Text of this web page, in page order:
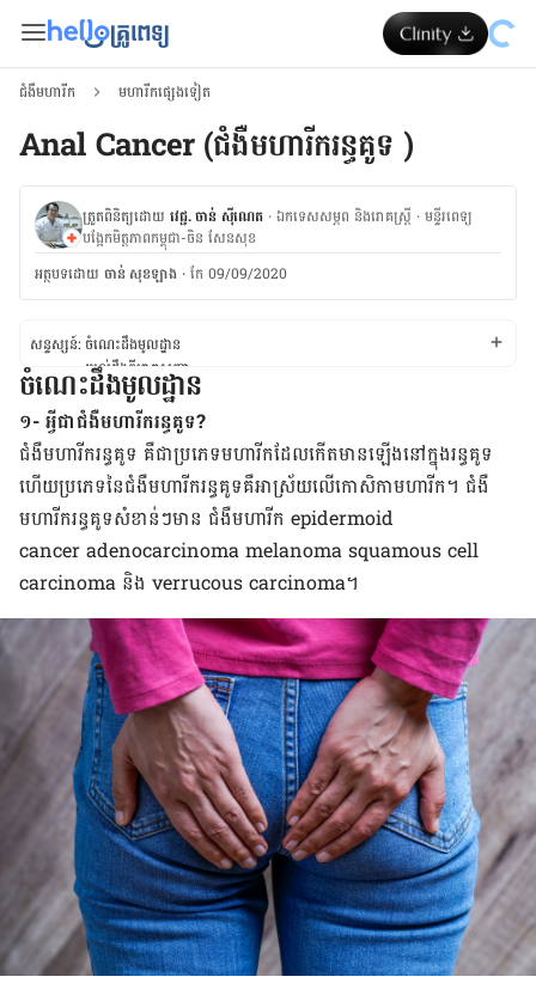
ជំងឺមហារីក មហារីកផ្សេងទៀត
Anal Cancer (ជំងឺមហារីករន្ធគូទ )
ត្រួតពិនិត្យដោយ វេជ្ជ. ចាន់ ស៊ីណេត ·ឯកទេសសម្ភព និងរោគស្ត្រី ·ម​ន្ទីរពេទ្យ
បង្អែកមិត្តភាពកម្ពុជា-ចិន សែនសុខ
អត្ថបទ​ដោយ ចាន់ សុខឡាង ·កែ 09/09/2020
សន្ទស្សន៍: ចំណេះដឹង​មូល​ដ្ឋាន
យល់ដឹង​ពី​រោគ​សញ្ញា
យល់ដឹង​ពី​មូល​ហេតុ
យល់ដឹង​ពី​កត្តា​ប្រឈម
យល់​ពី​រោគ​វិនិច្ឆ័យ និងការ​ព្យា​បាល
ការ​ផ្លាស់​ប្តូរ​របៀប​រស់​នៅ និងការ​ព្យា​បាល​នៅ​ផ្ទះ
ចំណេះដឹង​មូល​ដ្ឋាន
១- អ្វីជាជំងឺមហារីករន្ធគូទ?
ជំងឺ​មហារីក​រន្ធ​គូទ គឺ​ជា​ប្រភេទ​មហារីក​ដែល​កើត​មាន​ឡើង​នៅ​ក្នុង​រន្ធ​គូទ
ហើយ​ប្រភេទ​នៃ​ជំងឺ​មហារីក​រន្ធ​គូទគឺ​អាស្រ័យ​លើ​កោសិកា​មហារីក​។ ជំងឺ​
មហារីក​រន្ធគូទ​សំខាន់​ៗ​មាន ជំងឺ​មហារីក epidermoid
canceradenocarcinoma​melanomasquamouscell
carcinoma និង verrucouscarcinoma។